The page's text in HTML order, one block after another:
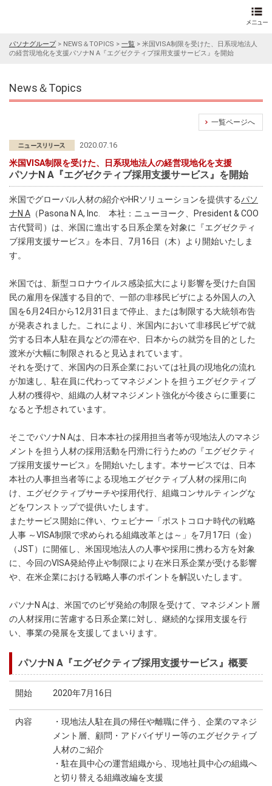
パソナグループ> NEWS＆TOPICS > 一覧 > 米国VISA制限を受けた、日系現地法人
の経営現地化を支援パソナN A『エグゼクティブ採用支援サービス』を開始
News＆Topics
一覧ページへ
2020.07.16
米国VISA制限を受けた、日系現地法人の経営現地化を支援
パソナN A『エグゼクティブ採用支援サービス』を開始
米国でグローバル人材の紹介やHRソリューションを提供するパソ
ナN A （Pasona N A, Inc. 本社：ニューヨーク、President & COO
古代賢司）は、米国に進出する日系企業を対象に『エグゼクティ
ブ採用支援サービス』を本日、7月16日（木）より開始いたしま
す。
米国では、新型コロナウイルス感染拡大により影響を受けた自国
民の雇用を保護する目的で、一部の非移民ビザによる外国人の入
国を6月24日から12月31日まで停止、または制限する大統領布告
が発表されました。これにより、米国内において非移民ビザで就
労する日本人駐在員などの滞在や、日本からの就労を目的とした
渡米が大幅に制限されると見込まれています。
それを受けて、米国内の日系企業においては社員の現地化の流れ
が加速し、駐在員に代わってマネジメントを担うエグゼクティブ
人材の獲得や、組織の人材マネジメント強化が今後さらに重要に
なると予想されています。
そこでパソナN Aは、日本本社の採用担当者等が現地法人のマネジ
メントを担う人材の採用活動を円滑に行うための『エグゼクティ
ブ採用支援サービス』を開始いたします。本サービスでは、日本
本社の人事担当者等による現地エグゼクティブ人材の採用に向
け、エグゼクティブサーチや採用代行、組織コンサルティングな
どをワンストップで提供いたします。
またサービス開始に伴い、ウェビナー「ポストコロナ時代の戦略
人事 ～VISA制限で求められる組織改革とは～」を7月17日（金）
（JST）に開催し、米国現地法人の人事や採用に携わる方を対象
に、今回のVISA発給停止や制限により在米日系企業が受ける影響
や、在米企業における戦略人事のポイントを解説いたします。
パソナN Aは、米国でのビザ発給の制限を受けて、マネジメント層
の人材採用に苦慮する日系企業に対し、継続的な採用支援を行
い、事業の発展を支援してまいります。
パソナN A『エグゼクティブ採用支援サービス』概要
開始 2020年7月16日
内容
・現地法人駐在員の帰任や離職に伴う、企業のマネジ
メント層、顧問・アドバイザリー等のエグゼクティブ
人材のご紹介
・駐在員中心の運営組織から、現地社員中心の組織へ
と切り替える組織改編を支援